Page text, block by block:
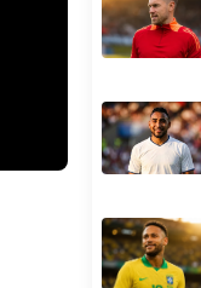
cầm
áp